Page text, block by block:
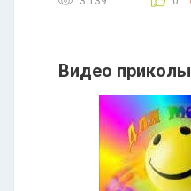
Видео приколы